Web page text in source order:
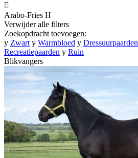

Arabo-Fries H
Verwijder alle filters
Zoekopdracht toevoegen:
y Zwart y Warmbloed y Dressuurpaarden
Recreatiepaarden y Ruin
Blikvangers